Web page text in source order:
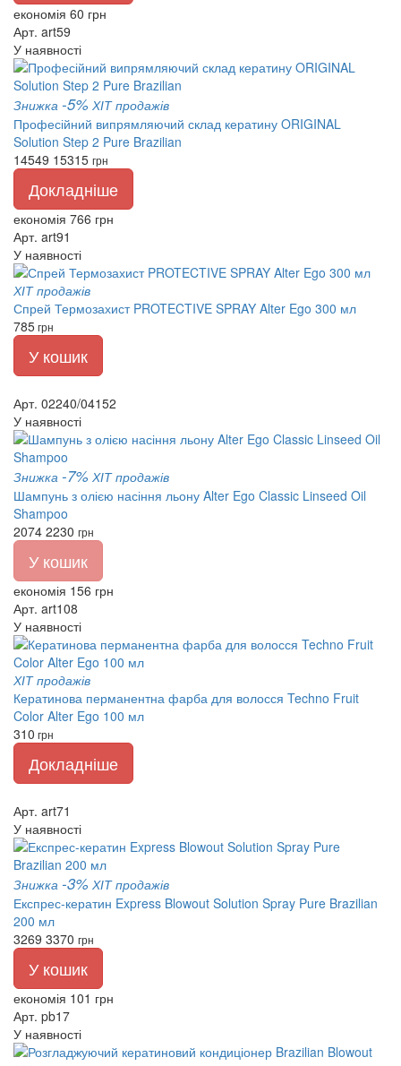
економія 60 грн
Арт. art59
У наявності
Знижка -5% ХІТ продажів
Професійний випрямляючий склад кератину ORIGINAL
Solution Step 2 Pure Brazilian
14549 15315 грн
Докладніше
економія 766 грн
Арт. art91
У наявності
ХІТ продажів
Спрей Термозахист PROTECTIVE SPRAY Alter Ego 300 мл
785грн
У кошик
Арт. 02240/04152
У наявності
Знижка -7% ХІТ продажів
Шампунь з олією насіння льону Alter Ego Classic Linseed Oil
Shampoo
2074 2230 грн
У кошик
економія 156 грн
Арт. art108
У наявності
ХІТ продажів
Кератинова перманентна фарба для волосся Techno Fruit
Color Alter Ego 100 мл
310 грн
Докладніше
Арт. art71
У наявності
Знижка -3% ХІТ продажів
Експрес-кератин Express Blowout Solution Spray Pure Brazilian
200 мл
3269 3370 грн
У кошик
економія 101 грн
Арт. pb17
У наявності